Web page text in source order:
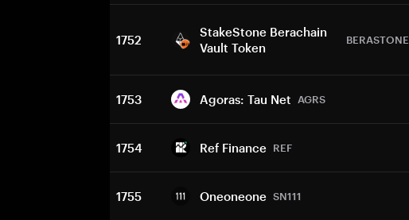
1752
StakeStone Berachain
Vault Token
BERASTONE
1753 Agoras: Tau Net AGRS
1754 Ref Finance REF
1755 Oneoneone SN111